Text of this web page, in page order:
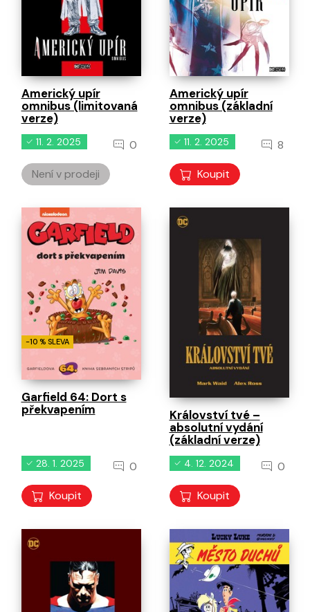
Americký upír
omnibus (limitovaná
verze)
11. 2. 2025 0
Není v prodeji
Americký upír
omnibus (základní
verze)
11. 2. 2025 8
Koupit
-10 % SLEVA
Garfield 64: Dort s
překvapením
28. 1. 2025 0
Koupit
Království tvé –
absolutní vydání
(základní verze)
4. 12. 2024 0
Koupit